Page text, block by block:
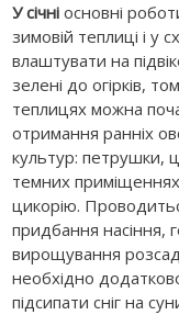
У січні основні
зимовій теплиці і у
влаштувати на
зелені до огірків,
теплицях можна
отримання ранніх
культур: петрушки,
темних
цикорію.
придбання насіння,
вирощування
необхідно
підсипати сніг на